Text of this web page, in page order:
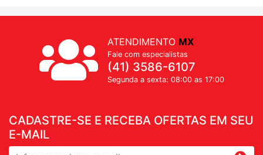
CADASTRE-SE E RECEBA OFERTAS EM SEU
E-MAIL
ATENDIMENTO MX
Fale com especialistas
(41) 3586-6107
Segunda a sexta: 08:00 as 17:00